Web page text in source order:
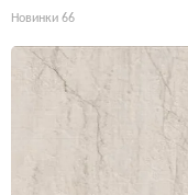
Новинки 66